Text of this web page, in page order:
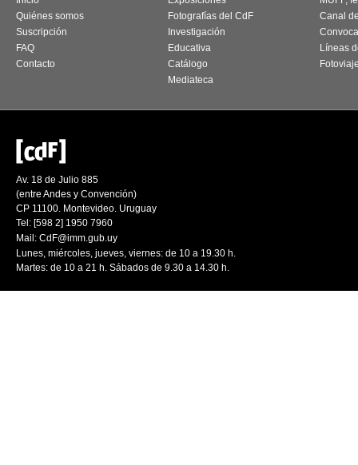
Quiénes somos
Suscripción
FAQ
Contacto
Fotografías del CdF
Investigación
Educativa
Catálogo
Mediateca
Canal
Líneas
Av. 18 de Julio 885
(entre Andes y Convención)
CP 11100. Montevideo. Uruguay
Tel: [598 2] 1950 7960
Mail: CdF@imm.gub.uy
Lunes, miércoles, jueves, viernes: de 10 a 19.30 h.
Martes: de 10 a 21 h. Sábados de 9.30 a 14.30 h.